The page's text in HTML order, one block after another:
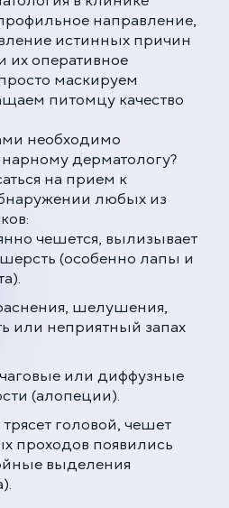
направление,
истинных причин
их оперативное
маскируем
питомцу качество
необходимо
дерматологу?
на прием к
любых из
чешется, вылизывает
(особенно лапы и
шелушения,
или неприятный запах
или диффузные
(алопеции).
головой, чешет
проходов появились
выделения